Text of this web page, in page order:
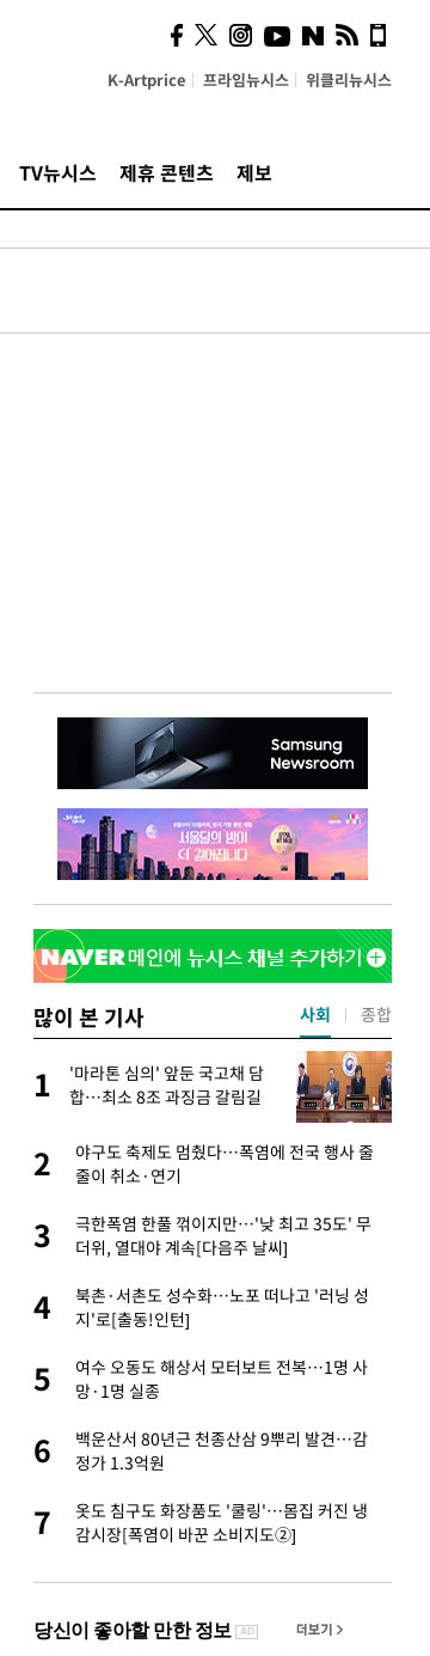
K-Artprice 프라임뉴시스 위클리뉴시스
TV뉴시스 제휴 콘텐츠 제보
많이 본 기사
1
'마라톤 심의' 앞둔 국고채 담
합…최소 8조 과징금 갈림길
2
야구도 축제도 멈췄다…폭염에 전국 행사 줄
줄이 취소·연기
3
극한폭염 한풀 꺾이지만…'낮 최고 35도' 무
더위, 열대야 계속[다음주 날씨]
4
북촌·서촌도 성수화…노포 떠나고 '러닝 성
지'로[출동!인턴]
5
여수 오동도 해상서 모터보트 전복…1명 사
망·1명 실종
6
백운산서 80년근 천종산삼 9뿌리 발견…감
정가 1.3억원
7
옷도 침구도 화장품도 '쿨링'…몸집 커진 냉
감시장[폭염이 바꾼 소비지도②]
사회 종합